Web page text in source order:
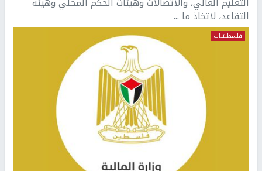
التقاعد، لاتخاذ ما ...
فلسطينيات